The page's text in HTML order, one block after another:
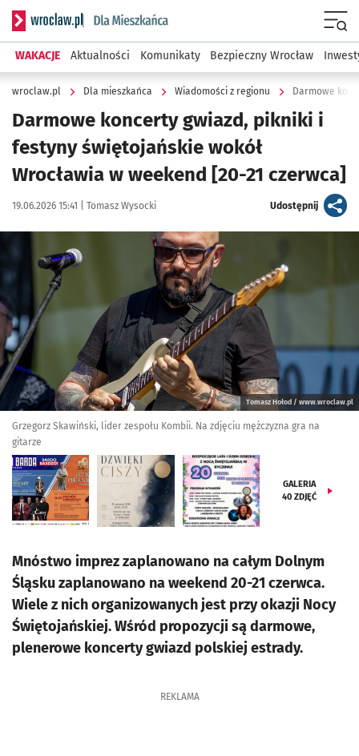
Serwis informacyjny wroclaw.pl podserwis: Dla mieszkańca
WAKACJE Aktualności Komunikaty Bezpieczny Wrocław
wroclaw.pl Dla mieszkańca Wiadomości z regionu Darmowe
Darmowe koncerty gwiazd, pikniki i
festyny świętojańskie wokół
Wrocławia w weekend [20-21 czerwca]
Data publikacji:
19.06.2026 15:41 | Autor:
Tomasz Wysocki Udostępnijartykuł
Kliknij, aby zobaczyć galerię
Tomasz Hołod / www.wroclaw.pl
Grzegorz Skawiński, lider zespołu Kombii. Na zdjęciu mężczyzna gra na
gitarze
GALERIA
40 ZDJĘĆ
Mnóstwo imprez zaplanowano na całym Dolnym
Śląsku zaplanowano na weekend 20-21 czerwca.
Wiele z nich organizowanych jest przy okazji Nocy
Świętojańskiej. Wśród propozycji są darmowe,
plenerowe koncerty gwiazd polskiej estrady.
REKLAMA